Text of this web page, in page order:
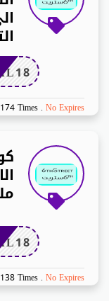
AL18
Times . No Expires
AL18
Times . No Expires